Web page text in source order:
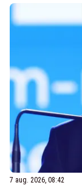
7 aug. 2026, 08:42